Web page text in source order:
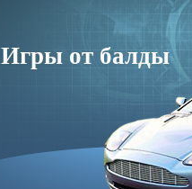
Игры от балды